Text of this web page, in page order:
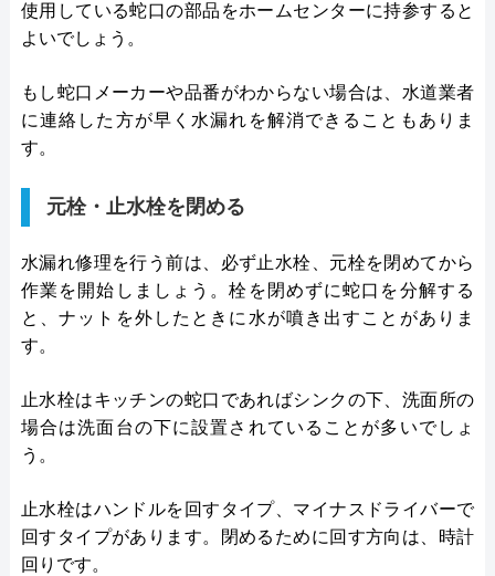
使用している蛇口の部品をホームセンターに持参すると
よいでしょう。
もし蛇口メーカーや品番がわからない場合は、水道業者
に連絡した方が早く水漏れを解消できることもありま
す。
元栓・止水栓を閉める
水漏れ修理を行う前は、必ず止水栓、元栓を閉めてから
作業を開始しましょう。栓を閉めずに蛇口を分解する
と、ナットを外したときに水が噴き出すことがありま
す。
止水栓はキッチンの蛇口であればシンクの下、洗面所の
場合は洗面台の下に設置されていることが多いでしょ
う。
止水栓はハンドルを回すタイプ、マイナスドライバーで
回すタイプがあります。閉めるために回す方向は、時計
回りです。